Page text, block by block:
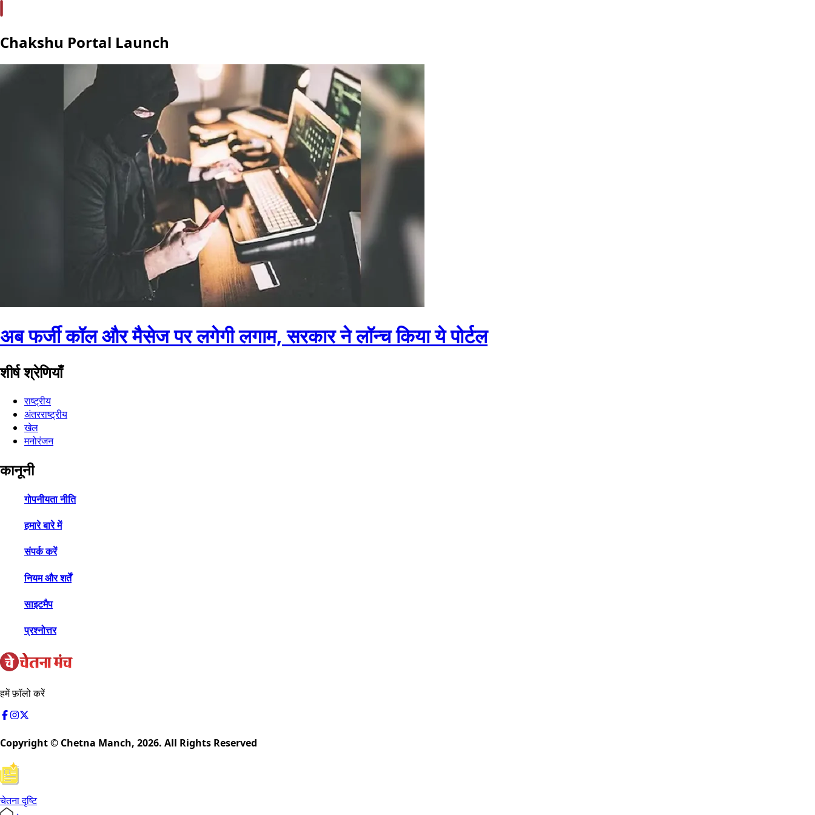
Chakshu Portal Launch
अब फर्जी कॉल और मैसेज पर लगेगी लगाम, सरकार ने लॉन्च किया ये पोर्टल
शीर्ष श्रेणियाँ
राष्ट्रीय
अंतरराष्ट्रीय
खेल
मनोरंजन
कानूनी
गोपनीयता नीति
हमारे बारे में
संपर्क करें
नियम और शर्तें
साइटमैप
प्रश्नोत्तर
हमें फ़ॉलो करें
Copyright © Chetna Manch, 2026. All Rights Reserved
चेतना दृष्टि